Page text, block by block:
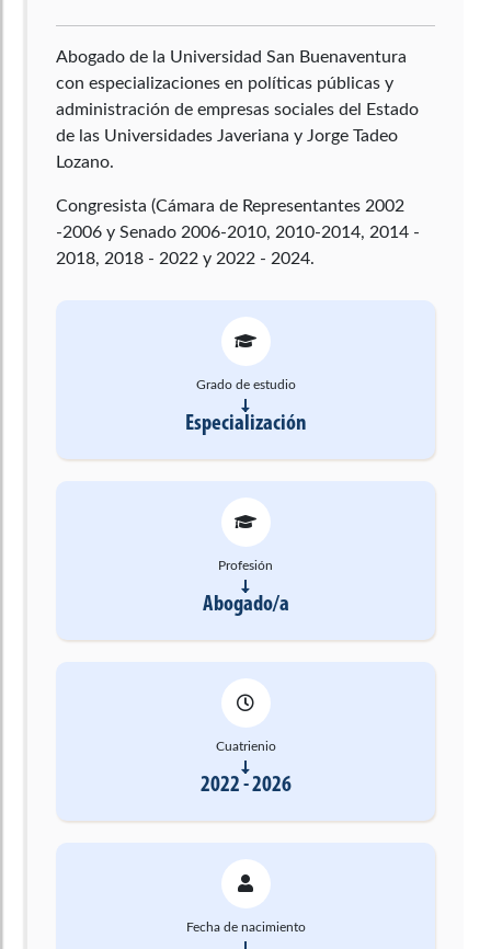
Abogado de la Universidad San Buenaventura
con especializaciones en políticas públicas y
administración de empresas sociales del Estado
de las Universidades Javeriana y Jorge Tadeo
Lozano.
Congresista (Cámara de Representantes 2002
-2006 y Senado 2006-2010, 2010-2014, 2014 -
2018, 2018 - 2022 y 2022 - 2024.
Grado de estudio
Especialización
Profesión
Abogado/a
Cuatrienio
2022 - 2026
Fecha de nacimiento